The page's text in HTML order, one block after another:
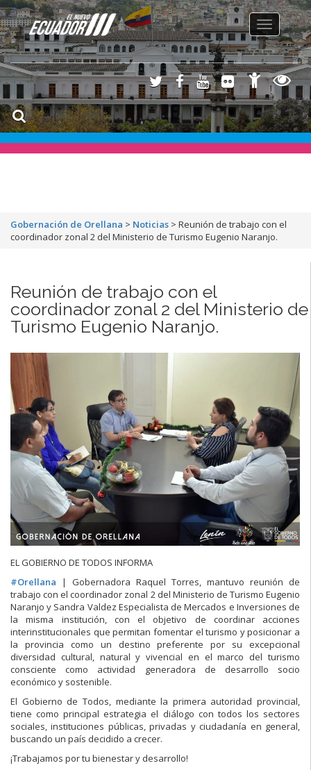
Toggle
navigation
Gobernación de Orellana > Noticias > Reunión de trabajo con el
coordinador zonal 2 del Ministerio de Turismo Eugenio Naranjo.
Reunión de trabajo con el
coordinador zonal 2 del Ministerio de
Turismo Eugenio Naranjo.
EL GOBIERNO DE TODOS INFORMA
#Orellana | Gobernadora Raquel Torres, mantuvo reunión de
trabajo con el coordinador zonal 2 del Ministerio de Turismo Eugenio
Naranjo y Sandra Valdez Especialista de Mercados e Inversiones de
la misma institución, con el objetivo de coordinar acciones
interinstitucionales que permitan fomentar el turismo y posicionar a
la provincia como un destino preferente por su excepcional
diversidad cultural, natural y vivencial en el marco del turismo
consciente como actividad generadora de desarrollo socio
económico y sostenible.
El Gobierno de Todos, mediante la primera autoridad provincial,
tiene como principal estrategia el diálogo con todos los sectores
sociales, instituciones públicas, privadas y ciudadanía en general,
buscando un país decidido a crecer.
¡Trabajamos por tu bienestar y desarrollo!